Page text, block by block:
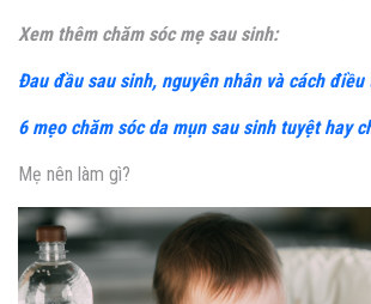
Xem thêm chăm sóc mẹ sau sinh:
Đau đầu sau sinh, nguyên nhân và cách điều
6 mẹo chăm sóc da mụn sau sinh tuyệt hay
Mẹ nên làm gì?